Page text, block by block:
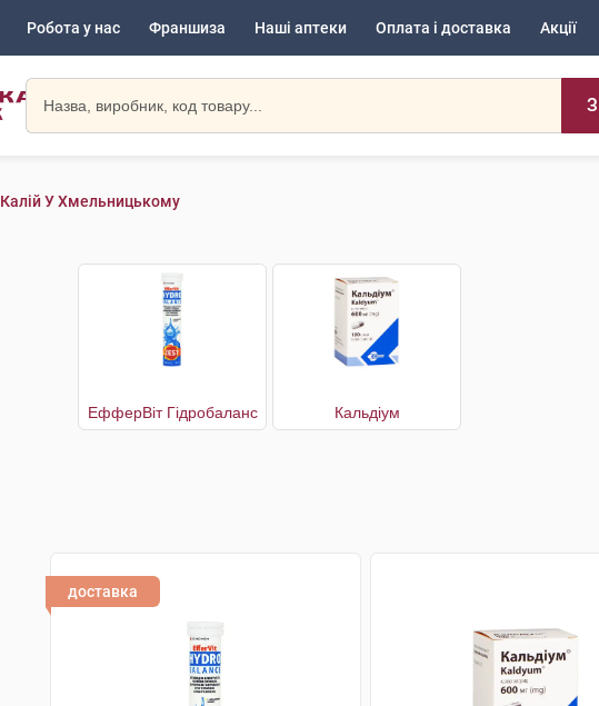
Робота у нас Франшиза Наші аптеки Оплата і доставка Акції
Калій У Хмельницькому
ЕфферВіт Гідробаланс Кальдіум
доставка